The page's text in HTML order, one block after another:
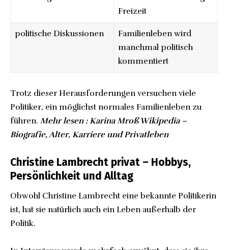
Freizeit
politische Diskussionen
Familienleben wird
manchmal politisch
kommentiert
Trotz dieser Herausforderungen versuchen viele
Politiker, ein möglichst normales Familienleben zu
führen. Mehr lesen :Karina Mroß Wikipedia –
Biografie, Alter, Karriere und Privatleben
Christine Lambrecht privat – Hobbys,
Persönlichkeit und Alltag
Obwohl Christine Lambrecht eine bekannte Politikerin
ist, hat sie natürlich auch ein Leben außerhalb der
Politik.